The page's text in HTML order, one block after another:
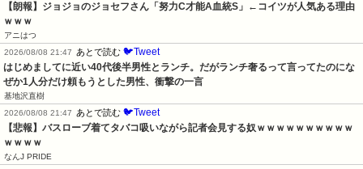
【朗報】ジョジョのジョセフさん「努力C才能A血統S」←コイツが人気ある理由
ｗｗｗ
アニはつ
2026/08/08 21:47
あとで読む 🐦Tweet
はじめましてに近い40代後半男性とランチ。だがランチ奢るって言ってたのにな
ぜか1人分だけ頼もうとした男性、衝撃の一言
基地沢直樹
2026/08/08 21:47
あとで読む 🐦Tweet
【悲報】バスローブ着てタバコ吸いながら記者会見する奴ｗｗｗｗｗｗｗｗｗｗ
ｗｗｗｗ
なんJ PRIDE